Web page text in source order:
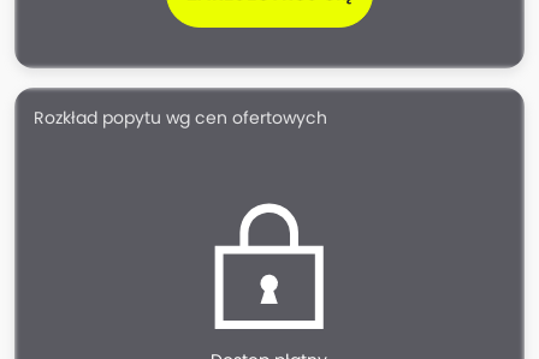
Rozkład popytu wg cen ofertowych